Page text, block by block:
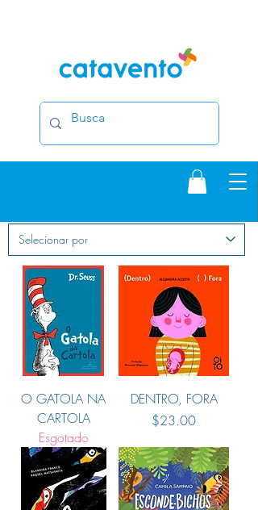
O GATOLA NA
CARTOLA
Esgotado
DENTRO, FORA
Preço
$23.00